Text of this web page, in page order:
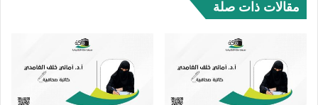
مقالات ذات صلة